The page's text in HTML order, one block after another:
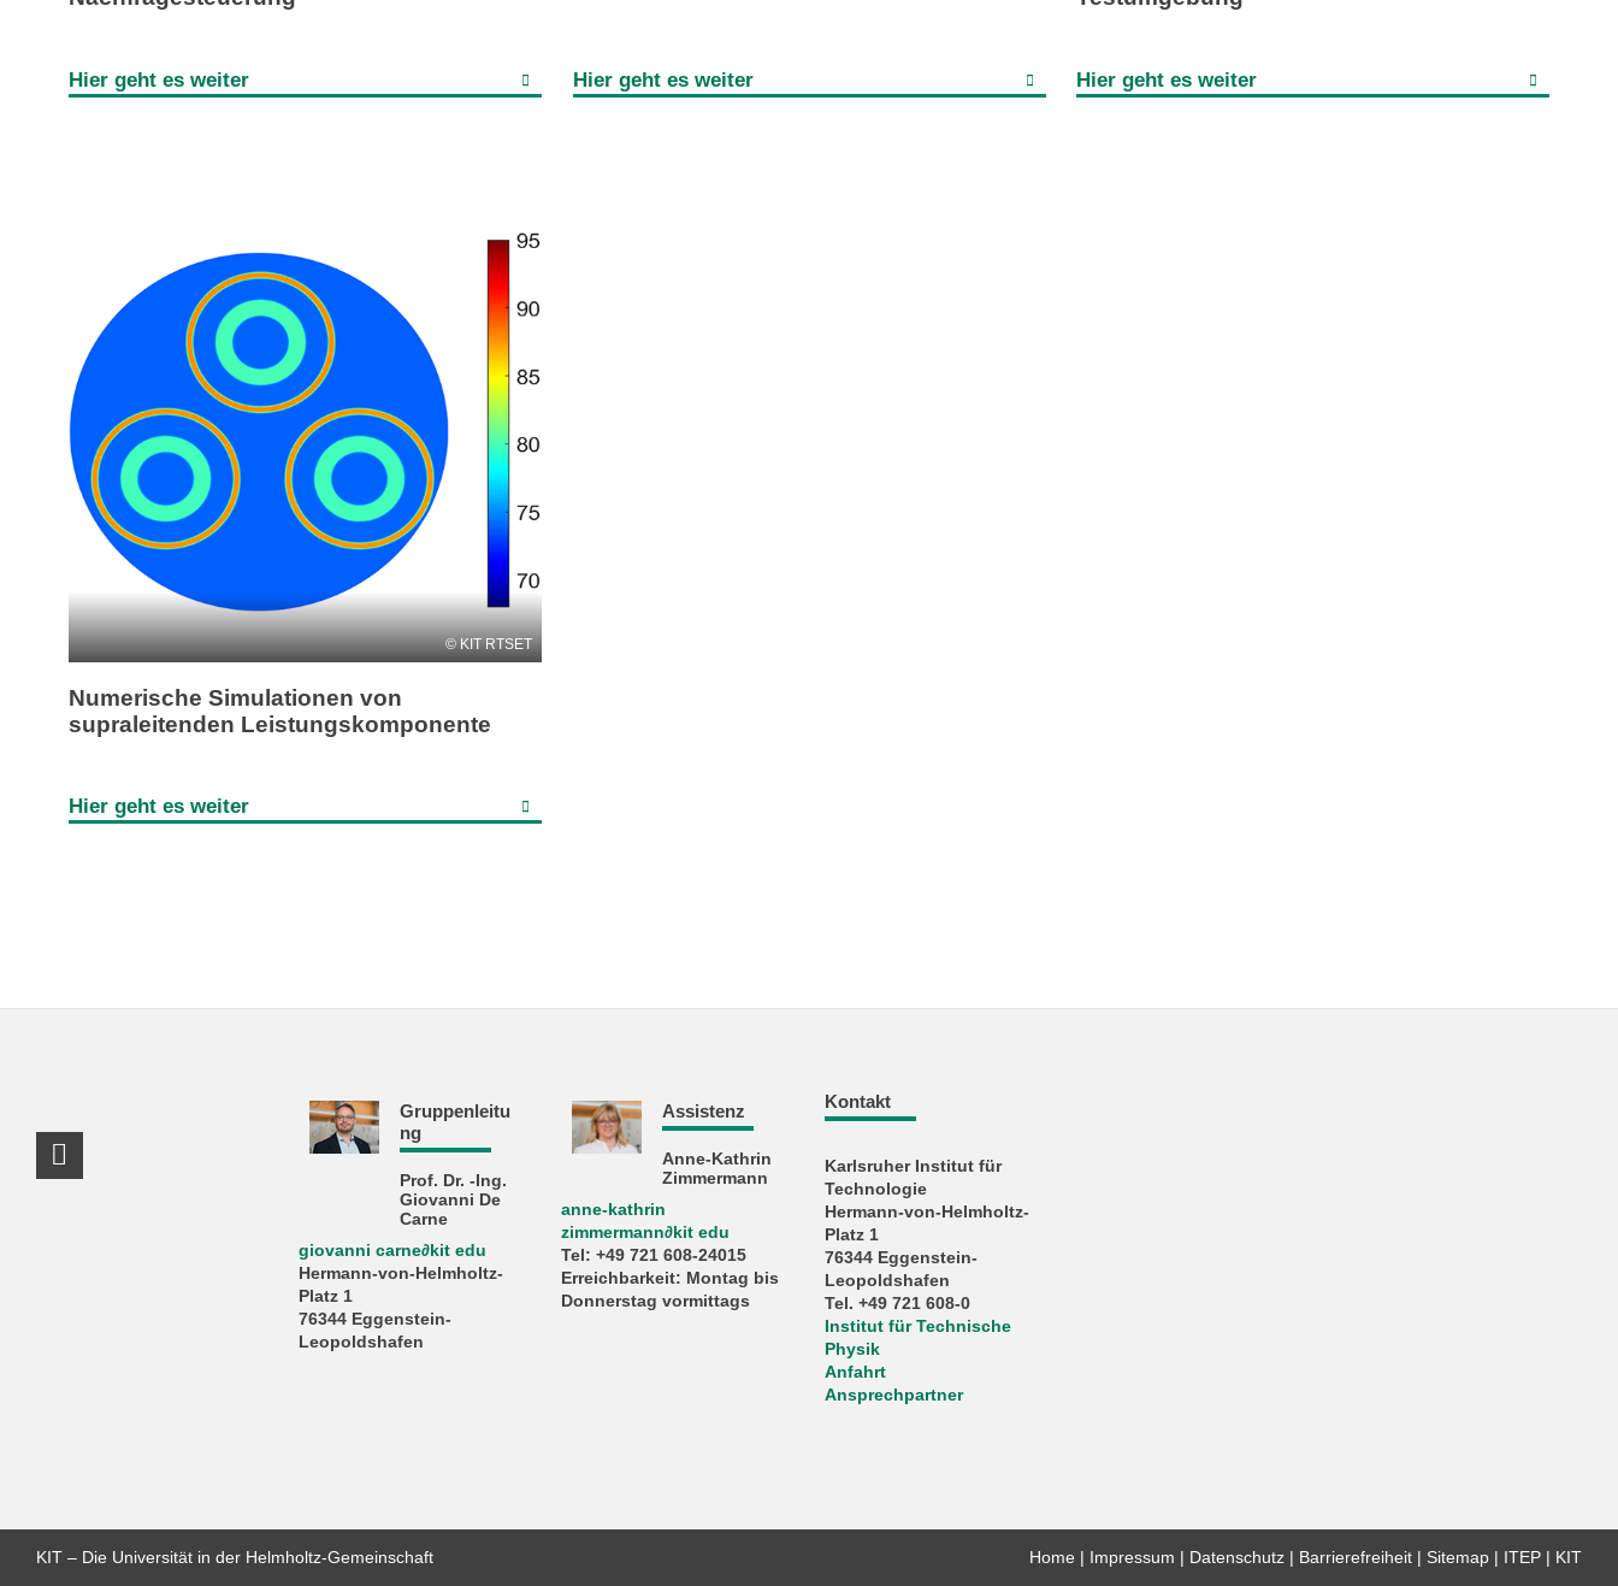
Hier geht es weiter Hier geht es weiter Hier geht es weiter
KIT RTSET
Numerische Simulationen von
supraleitenden Leistungskomponente
Hier geht es weiter
Gruppenleitu
ng
Prof. Dr. -Ing.
Giovanni De
Carne
giovanni carne∂ kit edu
Hermann-von-Helmholtz-
Platz 1
76344 Eggenstein-
Leopoldshafen
Assistenz
Anne-Kathrin
Zimmermann
anne-kathrin
zimmermann∂ kit edu
Tel: +49 721 608-24015
Erreichbarkeit: Montag bis
Donnerstag vormittags
Kontakt
Karlsruher Institut für
Technologie
Hermann-von-Helmholtz-
Platz 1
76344 Eggenstein-
Leopoldshafen
Tel. +49 721 608-0
Institut für Technische
Physik
Anfahrt
Ansprechpartner
LinkedIn Profil
KIT – Die Universität in der Helmholtz-Gemeinschaft Home Impressum Datenschutz Barrierefreiheit Sitemap ITEP KIT